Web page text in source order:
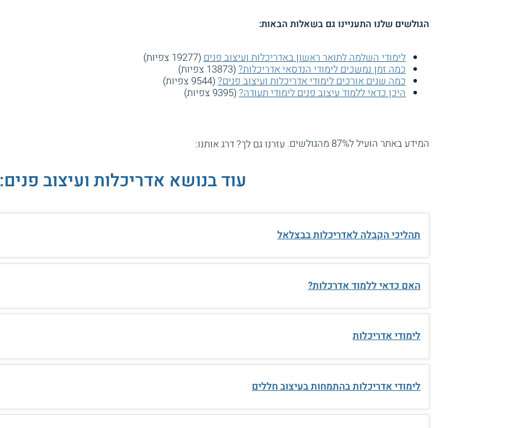
הגולשים שלנו התעניינו גם בשאלות הבאות:
לימודי השלמה לתואר ראשון באדריכלות ועיצוב פנים (19277 צפיות)
כמה זמן נמשכים לימודי הנדסאי אדריכלות?(13873 צפיות)
כמה שנים אורכים לימודי אדריכלות ועיצוב פנים?(9544 צפיות)
היכן כדאי ללמוד עיצוב פנים לימודי תעודה?(9395 צפיות)
המידע באתר הועיל ל87% מהגולשים. עזרנו גם לך? דרג אותנו:
עוד בנושא אדריכלות ועיצוב פנים:
תהליכי הקבלה לאדריכלות בבצלאל
האם כדאי ללמוד אדרכלות?
לימודי אדריכלות
לימודי אדריכלות בהתמחות בעיצוב חללים